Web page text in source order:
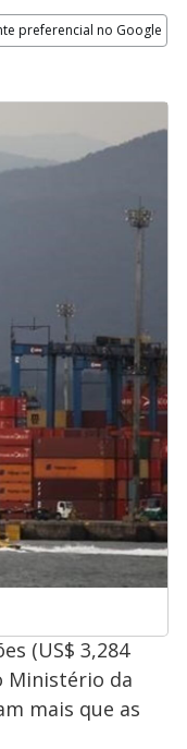
preferencial no Google
(US$ 3,284
Ministério da
mais que as